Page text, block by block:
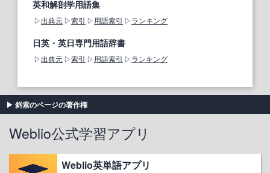
英和解剖学用語集
出典元 索引 用語索引 ランキング
日英・英日専門用語辞書
出典元 索引 用語索引 ランキング
斜索のページの著作権
Weblio公式学習アプリ
Weblio英単語アプリ